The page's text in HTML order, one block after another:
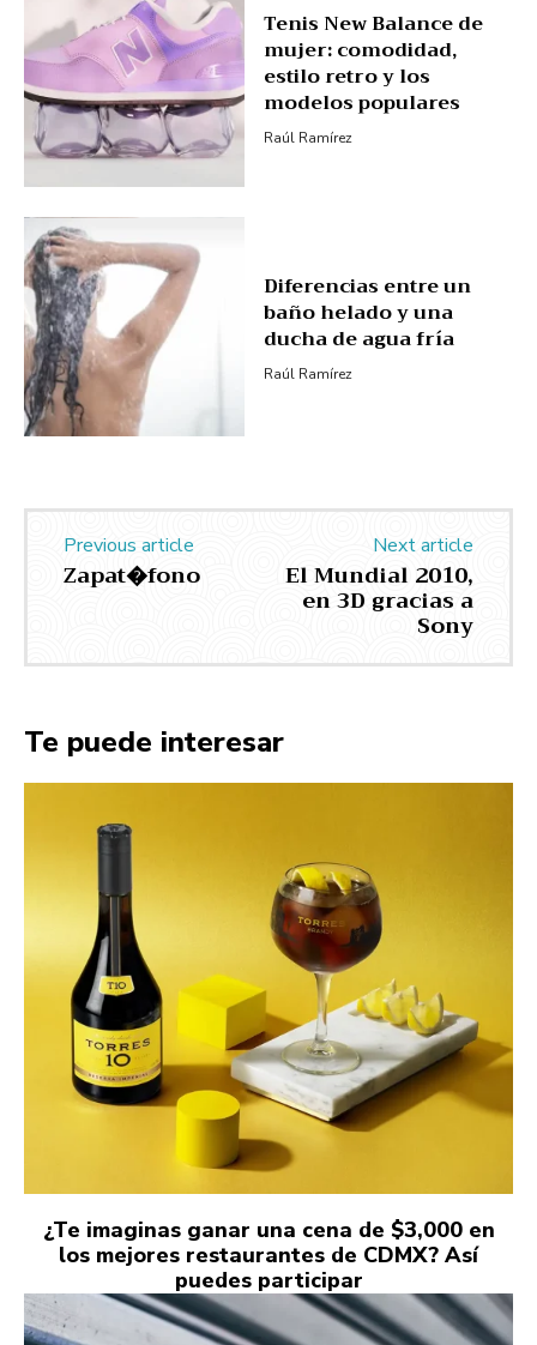
Tenis New Balance de
mujer: comodidad,
estilo retro y los
modelos populares
Raúl Ramírez
Diferencias entre un
baño helado y una
ducha de agua fría
Raúl Ramírez
Previous article
Zapat�fono
Next article
El Mundial 2010,
en 3D gracias a
Sony
Te puede interesar
¿Te imaginas ganar una cena de $3,000 en
los mejores restaurantes de CDMX? Así
puedes participar